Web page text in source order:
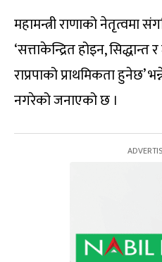
महामन्त्री राणाको नेतृत्वमा
‘सत्ताकेन्द्रित होइन,
राप्रपाको प्राथमिकता
नगरेको जनाएको छ ।